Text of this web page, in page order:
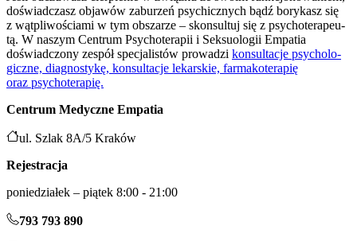
doświad­czasz obja­wów zabu­rzeń psy­chicz­nych bądź bory­kasz się
z wąt­pli­wo­ścia­mi w tym obsza­rze – skon­sul­tuj się z psy­cho­te­ra­peu­
tą. W naszym Centrum Psychoterapii i Seksuologii Empatia
doświad­czo­ny zespół spe­cja­li­stów pro­wa­dzi kon­sul­ta­cje psy­cho­lo­
gicz­ne, dia­gno­sty­kę, kon­sul­ta­cje lekar­skie, far­ma­ko­te­ra­pię
oraz psychoterapię.
Centrum Medyczne Empatia
ul. Szlak 8A/5 Kraków
Rejestracja
poniedziałek – piątek 8:00 - 21:00
793 793 890